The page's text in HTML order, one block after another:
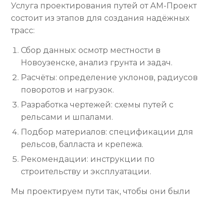
Услуга проектирования путей от АМ-Проект
состоит из этапов для создания надёжных
трасс:
Сбор данных: осмотр местности в
Новоузенске, анализ грунта и задач.
Расчёты: определение уклонов, радиусов
поворотов и нагрузок.
Разработка чертежей: схемы путей с
рельсами и шпалами.
Подбор материалов: спецификации для
рельсов, балласта и крепежа.
Рекомендации: инструкции по
строительству и эксплуатации.
Мы проектируем пути так, чтобы они были